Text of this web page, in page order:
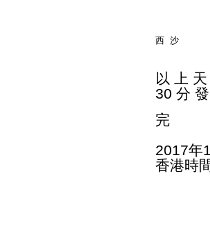
西 沙
以 上
30 分
完
2017年
香港時